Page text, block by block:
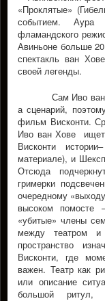
«Проклятые»
событием. Аура
фламандcкого
Авиньоне больше
спектакль ван
своей легенды.
Сам Иво ван
а сценарий,
фильм Висконти.
Иво ван Хове ищет
Висконти
материале), и
Отсюда
гримерки
очередному
высоком помосте
«убитые» члены
между театром
пространство
Висконти, где
важен. Театр как
или описание
большой ритул,